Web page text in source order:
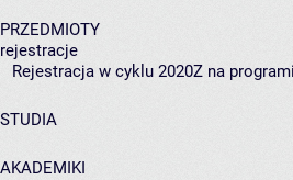
PRZEDMIOTY
rejestracje
Rejestracja w cyklu 2020Z na
STUDIA
AKADEMIKI